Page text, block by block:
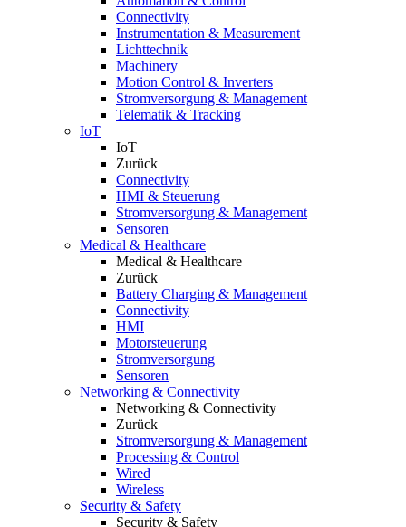
Connectivity
Instrumentation & Measurement
Lichttechnik
Machinery
Motion Control & Inverters
Stromversorgung & Management
Telematik & Tracking
IoT
IoT
Zurück
Connectivity
HMI & Steuerung
Stromversorgung & Management
Sensoren
Medical & Healthcare
Medical & Healthcare
Zurück
Battery Charging & Management
Connectivity
HMI
Motorsteuerung
Stromversorgung
Sensoren
Networking & Connectivity
Networking & Connectivity
Zurück
Stromversorgung & Management
Processing & Control
Wired
Wireless
Security & Safety
Security & Safety